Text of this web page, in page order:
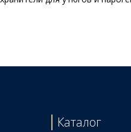
Каталог